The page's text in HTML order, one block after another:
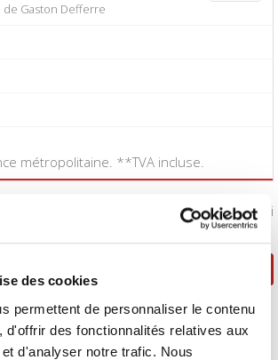
des cookies
permettent de personnaliser le contenu
d'offrir des fonctionnalités relatives aux
d'analyser notre trafic. Nous
Gaston Defferre
métropolitaine. **TVA incluse.
conditions générales de vente: Oui